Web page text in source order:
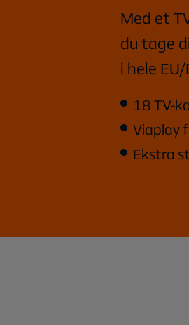
Med et
du tage
i hele EU/
18 TV-
Viaplay
Ekstra